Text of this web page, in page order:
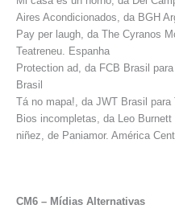
Aires Acondicionados, da BGH
Pay per laugh, da The Cyranos
Teatreneu. Espanha
Protection ad, da FCB Brasil
Brasil
Tá no mapa!, da JWT Brasil
Bios incompletas, da Leo
niñez, de Paniamor. América
CM6 – Mídias Alternativas